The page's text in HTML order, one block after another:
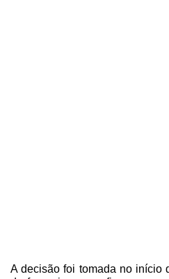
A decisão foi tomada no início